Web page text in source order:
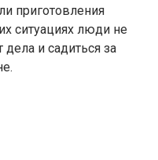
приготовления
ситуациях люди не
дела и садиться за